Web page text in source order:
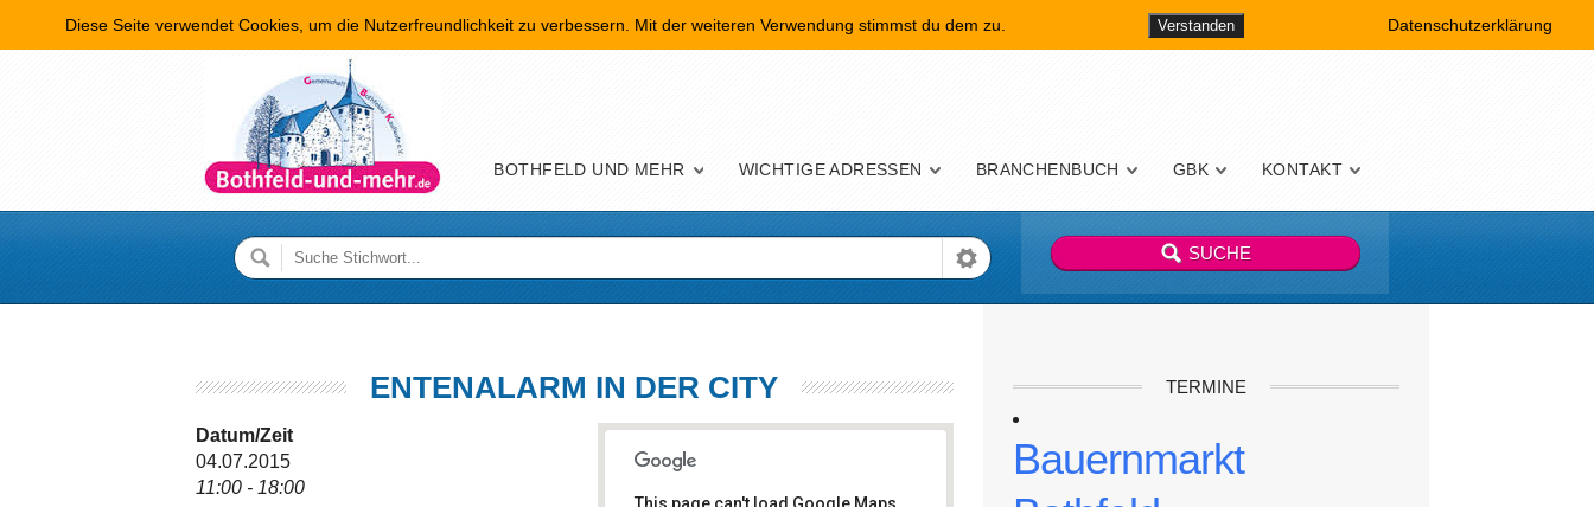
Hauptmenü
BOTHFELD UND MEHR WICHTIGE ADRESSEN BRANCHENBUCH GBK KONTAKT
ENTENALARM IN DER CITY
Datum/Zeit
04.07.2015
11:00 - 18:00
TERMINE
Bauernmarkt
Diese Seite verwendet Cookies, um die Nutzerfreundlichkeit zu verbessern. Mit der weiteren Verwendung stimmst du dem zu. Verstanden Datenschutzerklärung